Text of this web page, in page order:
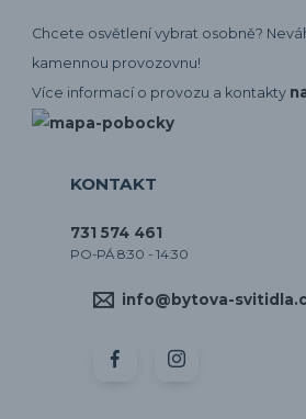
Chcete osvětlení vybrat osobně?
kamennou provozovnu!
Více informací o provozu a kontakty
KONTAKT
731 574 461
PO-PÁ 8:30 - 14:30
info@bytova-